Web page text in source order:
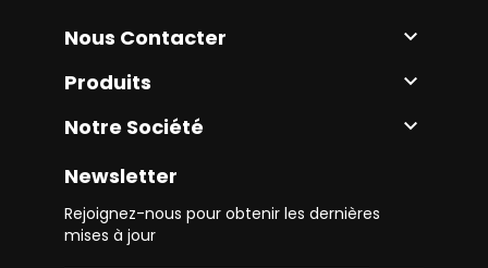
Nous Contacter 
Produits 
Notre Société 
Newsletter
Rejoignez-nous pour obtenir les dernières
mises à jour